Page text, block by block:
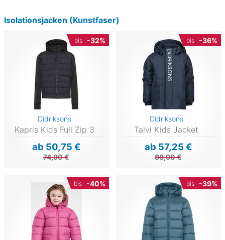
Isolationsjacken (Kunstfaser)
bis -32%
Didriksons
Kapris Kids Full Zip 3
ab 50,75 €
74,90 €
bis -36%
Didriksons
Talvi Kids Jacket
ab 57,25 €
89,90 €
bis -40% bis -39%